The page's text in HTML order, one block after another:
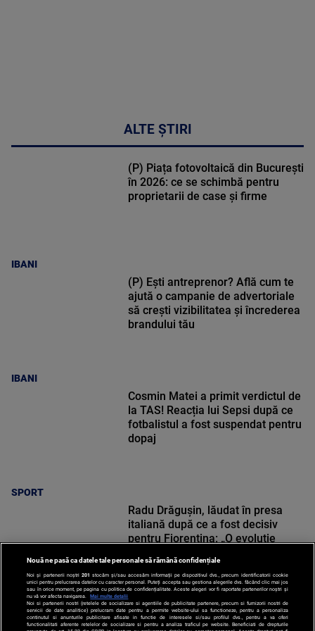
ALTE ȘTIRI
IBANI
(P) Piața fotovoltaică din București
în 2026: ce se schimbă pentru
proprietarii de case și firme
IBANI
(P) Ești antreprenor? Află cum te
ajută o campanie de advertoriale
să crești vizibilitatea și încrederea
brandului tău
SPORT
Cosmin Matei a primit verdictul de
la TAS! Reacția lui Sepsi după ce
fotbalistul a fost suspendat pentru
dopaj
SPORT
Radu Drăgușin, lăudat în presa
italiană după ce a fost decisiv
pentru Fiorentina: „O evoluție
Nouă ne pasă ca datele tale personale să rămână confidențiale
Noi și partenerii noștri 201 stocăm și/sau accesăm informații pe dispozitivul dvs., precum identificatorii cookie
unici pentru prelucrarea datelor cu caracter personal. Puteți accepta sau gestiona alegerile dvs. făcând clic mai jos
sau în orice moment, pe pagina cu politica de confidențialitate. Aceste alegeri vor fi raportate partenerilor noștri și
nu vă vor afecta navigarea.
Mai multe detalii
Noi si partenerii nostri (retelele de socializare si agentiile de publicitate partenere, precum si furnizorii nostri de
servicii de date analitice) prelucram date pentru a permite website-ului sa functioneze, pentru a personaliza
continutul si anunturile publicitare afisate in functie de interesele si/sau profilul dvs., pentru a va oferi
functionalitati aferente retelelor de socializare si pentru a analiza traficul pe website. Beneficiati de drepturile